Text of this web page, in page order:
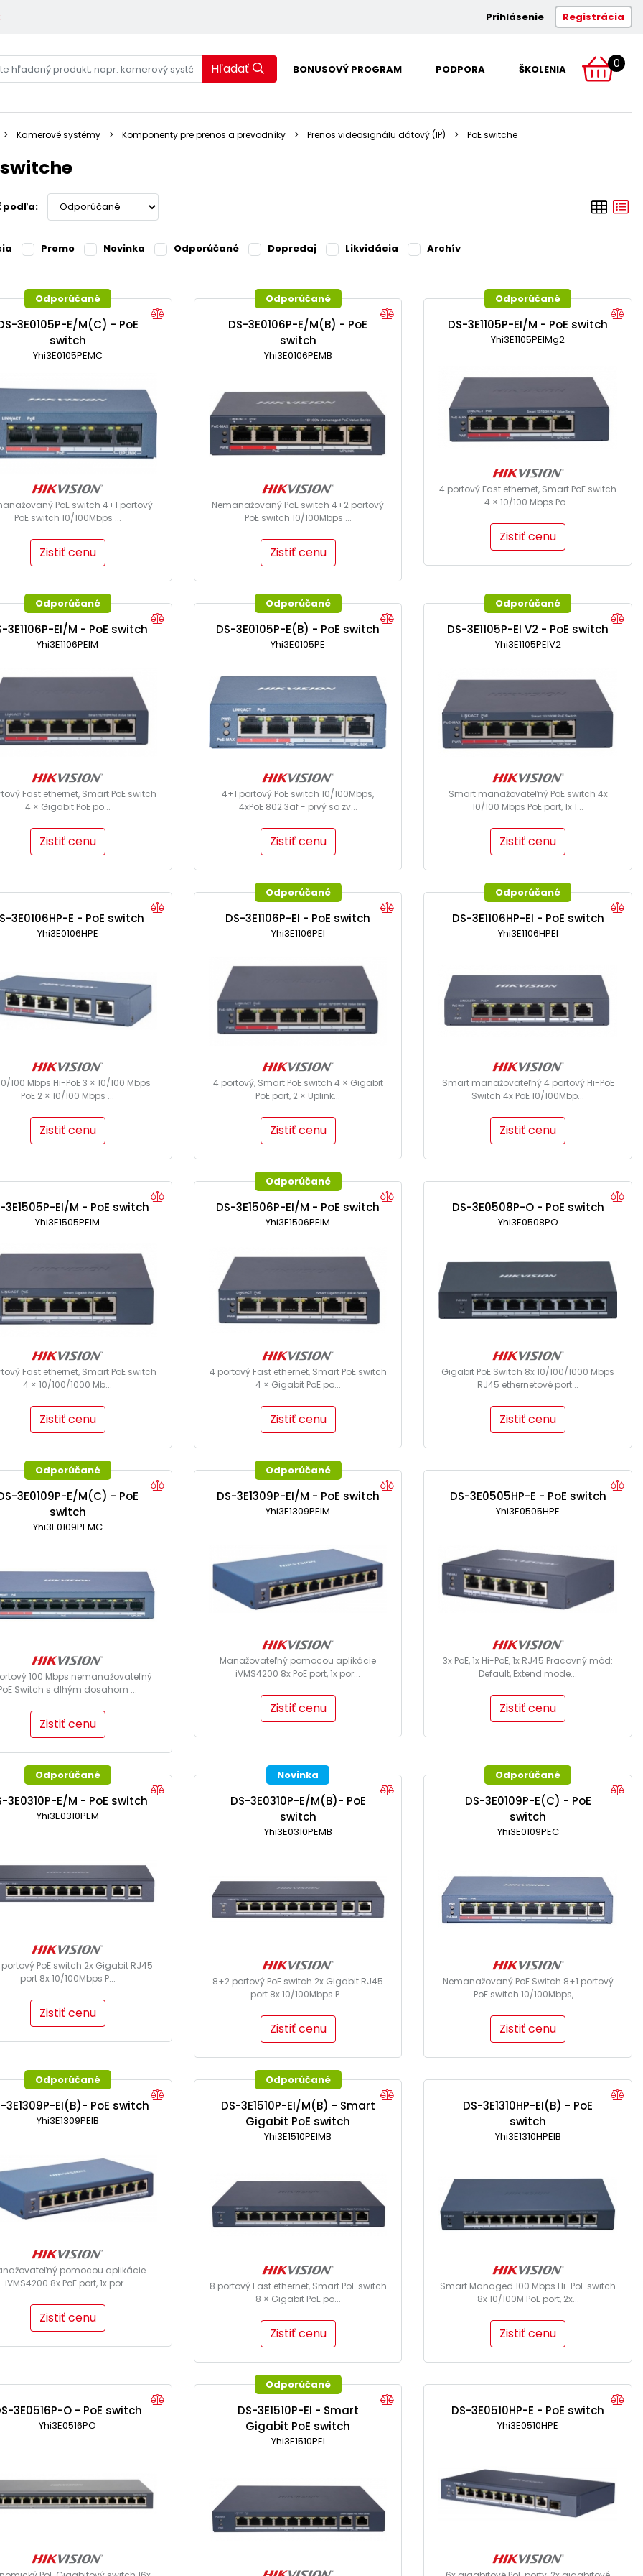
Prihlásenie Registrácia
Hľadať BONUSOVÝ PROGRAM PODPORA ŠKOLENIA 0
Kamerové systémy Komponenty pre prenos a prevodníky Prenos videosignálu dátový (IP) PoE switche
switche
podľa:
Promo Novinka Odporúčané Dopredaj Likvidácia Archív
Odporúčané
3E0105P-E/M(C) - PoE
switch
Yhi3E0105PEMC
PoE switch 4+1 portový
PoE switch 10/100Mbps ...
Zistiť cenu
Odporúčané
DS-3E0106P-E/M(B) - PoE
switch
Yhi3E0106PEMB
Nemanažovaný PoE switch 4+2 portový
PoE switch 10/100Mbps ...
Zistiť cenu
Odporúčané
DS-3E1105P-EI/M - PoE switch
Yhi3E1105PEIMg2
4 portový Fast ethernet, Smart PoE switch
4 × 10/100 Mbps Po...
Zistiť cenu
Odporúčané
3E1106P-EI/M - PoE switch
Yhi3E1106PEIM
Fast ethernet, Smart PoE switch
4 × Gigabit PoE po...
Zistiť cenu
Odporúčané
DS-3E0105P-E(B) - PoE switch
Yhi3E0105PE
4+1 portový PoE switch 10/100Mbps,
4xPoE 802.3af - prvý so zv...
Zistiť cenu
Odporúčané
DS-3E1105P-EI V2 - PoE switch
Yhi3E1105PEIV2
Smart manažovateľný PoE switch 4x
10/100 Mbps PoE port, 1x 1...
Zistiť cenu
3E0106HP-E - PoE switch
Yhi3E0106HPE
100 Mbps Hi-PoE 3 × 10/100 Mbps
PoE 2 × 10/100 Mbps ...
Zistiť cenu
Odporúčané
DS-3E1106P-EI - PoE switch
Yhi3E1106PEI
4 portový, Smart PoE switch 4 × Gigabit
PoE port, 2 × Uplink...
Zistiť cenu
Odporúčané
DS-3E1106HP-EI - PoE switch
Yhi3E1106HPEI
Smart manažovateľný 4 portový Hi-PoE
Switch 4x PoE 10/100Mbp...
Zistiť cenu
3E1505P-EI/M - PoE switch
Yhi3E1505PEIM
Fast ethernet, Smart PoE switch
4 × 10/100/1000 Mb...
Zistiť cenu
Odporúčané
DS-3E1506P-EI/M - PoE switch
Yhi3E1506PEIM
4 portový Fast ethernet, Smart PoE switch
4 × Gigabit PoE po...
Zistiť cenu
DS-3E0508P-O - PoE switch
Yhi3E0508PO
Gigabit PoE Switch 8x 10/100/1000 Mbps
RJ45 ethernetové port...
Zistiť cenu
Odporúčané
3E0109P-E/M(C) - PoE
switch
Yhi3E0109PEMC
100 Mbps nemanažovateľný
Switch s dlhým dosahom ...
Zistiť cenu
Odporúčané
DS-3E1309P-EI/M - PoE switch
Yhi3E1309PEIM
Manažovateľný pomocou aplikácie
iVMS4200 8x PoE port, 1x por...
Zistiť cenu
DS-3E0505HP-E - PoE switch
Yhi3E0505HPE
3x PoE, 1x Hi-PoE, 1x RJ45 Pracovný mód:
Default, Extend mode...
Zistiť cenu
Odporúčané
3E0310P-E/M - PoE switch
Yhi3E0310PEM
PoE switch 2x Gigabit RJ45
port 8x 10/100Mbps P...
Zistiť cenu
Novinka
DS-3E0310P-E/M(B)- PoE
switch
Yhi3E0310PEMB
8+2 portový PoE switch 2x Gigabit RJ45
port 8x 10/100Mbps P...
Zistiť cenu
Odporúčané
DS-3E0109P-E(C) - PoE
switch
Yhi3E0109PEC
Nemanažovaný PoE Switch 8+1 portový
PoE switch 10/100Mbps, ...
Zistiť cenu
Odporúčané
3E1309P-EI(B)- PoE switch
Yhi3E1309PEIB
pomocou aplikácie
iVMS4200 8x PoE port, 1x por...
Zistiť cenu
Odporúčané
DS-3E1510P-EI/M(B) - Smart
Gigabit PoE switch
Yhi3E1510PEIMB
8 portový Fast ethernet, Smart PoE switch
8 × Gigabit PoE po...
Zistiť cenu
DS-3E1310HP-EI(B) - PoE
switch
Yhi3E1310HPEIB
Smart Managed 100 Mbps Hi-PoE switch
8x 10/100M PoE port, 2x...
Zistiť cenu
3E0516P-O - PoE switch
Yhi3E0516PO
Odporúčané
DS-3E1510P-EI - Smart
Gigabit PoE switch
Yhi3E1510PEI
DS-3E0510HP-E - PoE switch
Yhi3E0510HPE